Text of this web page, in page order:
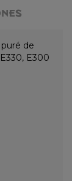
puré de
E300